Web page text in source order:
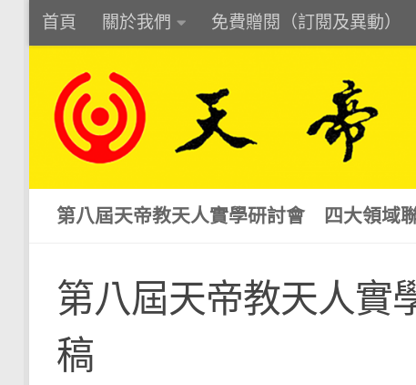
Skip to content
首頁 關於我們 免費贈閱（訂閱及異動）
第八屆天帝教天人實學研討會 四大領域
第八屆天帝教天人
稿